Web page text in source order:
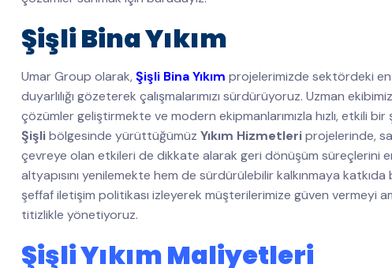
Şişli Bina Yıkım
Umar Group olarak, Şişli Bina Yıkım projelerimizde sektördeki
duyarlılığı gözeterek çalışmalarımızı sürdürüyoruz. Uzman
çözümler geliştirmekte ve modern ekipmanlarımızla hızlı, etkili
Şişlibölgesinde yürüttüğümüz Yıkım Hizmetleriprojelerinde,
çevreye olan etkileri de dikkate alarak geri dönüşüm süreçlerini
altyapısını yenilemekte hem de sürdürülebilir kalkınmaya
şeffaf iletişim politikası izleyerek müşterilerimize güven vermeyi
titizlikle yönetiyoruz.
Şişli Yıkım Maliyetleri